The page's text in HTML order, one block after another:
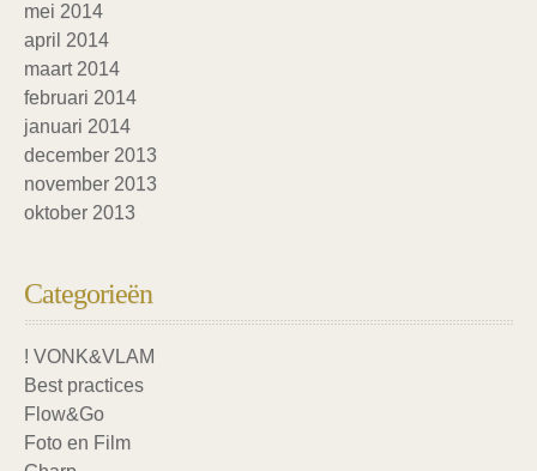
mei 2014
april 2014
maart 2014
februari 2014
januari 2014
december 2013
november 2013
oktober 2013
Categorieën
! VONK&VLAM
Best practices
Flow&Go
Foto en Film